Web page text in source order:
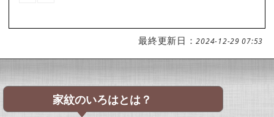
最終更新日：2024-12-29 07:53
家紋のいろはとは？